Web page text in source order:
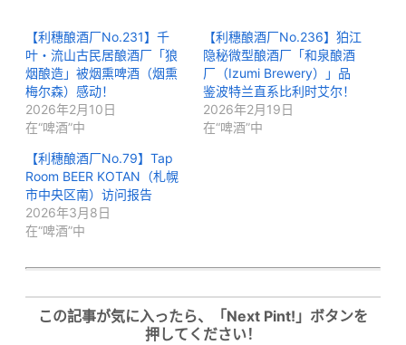
【利穗酿酒厂No.231】千
叶・流山古民居酿酒厂「狼
烟酿造」被烟熏啤酒（烟熏
梅尔森）感动！
2026年2月10日
在“啤酒”中
【利穗酿酒厂No.236】狛江
隐秘微型酿酒厂「和泉酿酒
厂（Izumi Brewery）」品
鉴波特兰直系比利时艾尔！
2026年2月19日
在“啤酒”中
【利穗酿酒厂No.79】Tap
Room BEER KOTAN（札幌
市中央区南）访问报告
2026年3月8日
在“啤酒”中
この記事が気に入ったら、「Next Pint!」ボタンを
押してください！